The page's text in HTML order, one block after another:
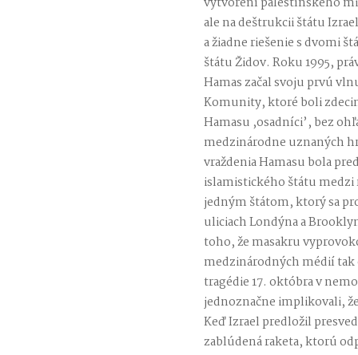
ale na deštrukcii štátu
a žiadne riešenie s dvomi
štátu Židov. Roku 1995,
Hamas začal svoju prvú
Komunity, ktoré boli
Hamasu ,osadníci’, bez
medzinárodne uznaných
vraždenia Hamasu bola
islamistického štátu medzi
jedným štátom, ktorý sa
uliciach Londýna a
toho, že masakru
medzinárodných médií
tragédie 17. októbra v
jednoznačne implikovali,
Keď Izrael predložil
zablúdená raketa, ktorú